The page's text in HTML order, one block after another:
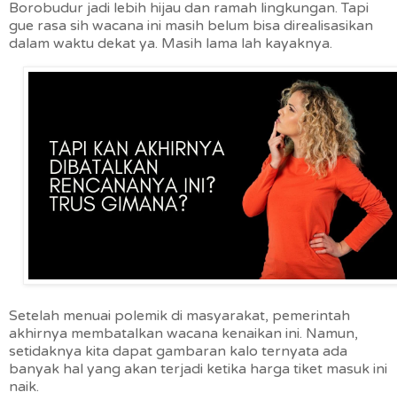
Borobudur jadi lebih hijau dan ramah lingkungan. Tapi
gue rasa sih wacana ini masih belum bisa direalisasikan
dalam waktu dekat ya. Masih lama lah kayaknya.
Setelah menuai polemik di masyarakat, pemerintah
akhirnya membatalkan wacana kenaikan ini. Namun,
setidaknya kita dapat gambaran kalo ternyata ada
banyak hal yang akan terjadi ketika harga tiket masuk ini
naik.